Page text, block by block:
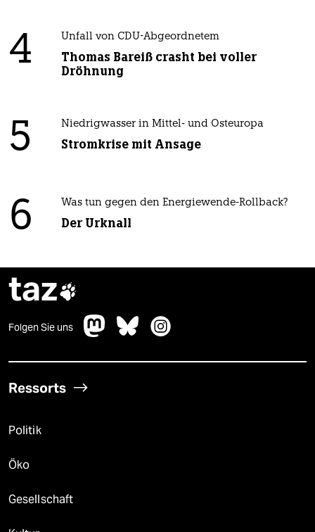
4 Unfall von CDU-Abgeordnetem
Thomas Bareiß crasht bei voller
Dröhnung
5 Niedrigwasser in Mittel- und Osteuropa
Stromkrise mit Ansage
6 Was tun gegen den Energiewende-Rollback?
Der Urknall
taz
Folgen Sie uns
Ressorts
Politik
Öko
Gesellschaft